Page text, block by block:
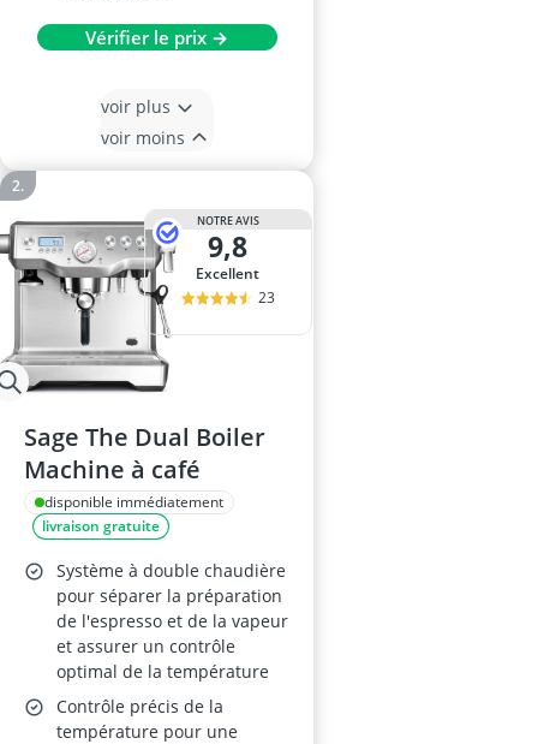
Vérifier le prix →
voir plus
voir moins
NOTRE AVIS
9,8
Excellent
23
Sage The Dual Boiler
Machine à café
disponible immédiatement
livraison gratuite
Système à double chaudière
pour séparer la préparation
de l'espresso et de la vapeur
et assurer un contrôle
optimal de la température
Contrôle précis de la
température pour une